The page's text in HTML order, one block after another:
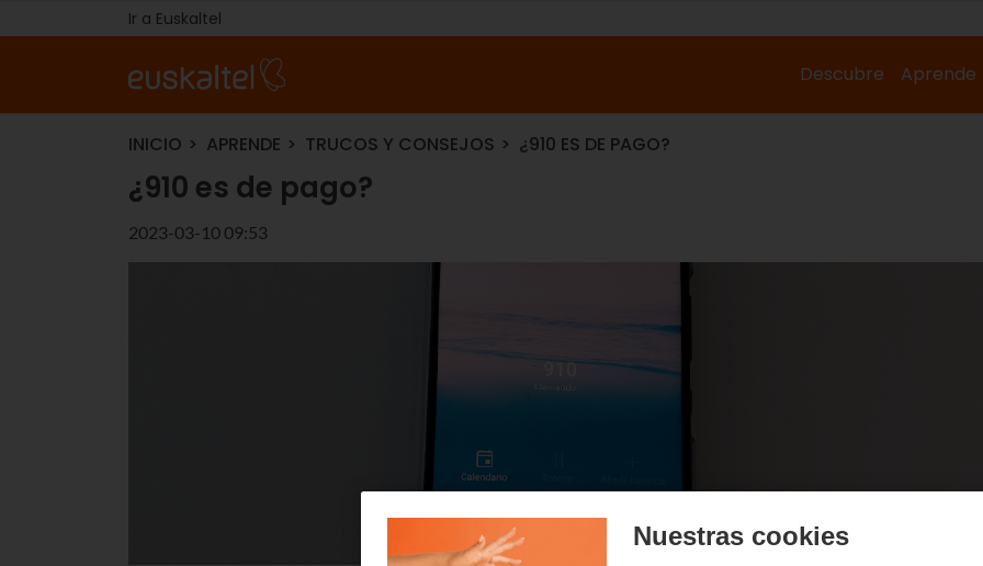
Ir a Euskaltel
Descubre Aprende
INICIO APRENDE TRUCOS Y CONSEJOS ¿910 ES DE PAGO?
¿910 es de pago?
2023-03-10 09:53
Nuestras cookies